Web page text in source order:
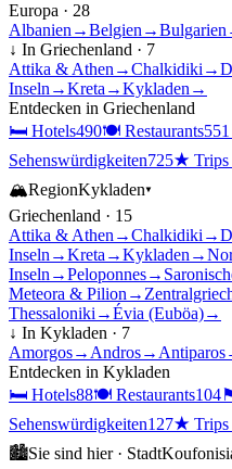
Europa · 28
Albanien →Belgien →Bulgarien
↓ In Griechenland · 7
Attika & Athen →Chalkidiki →
Inseln →Kreta →Kykladen →
Entdecken in Griechenland
🛏 Hotels490🍽 Restaurants551
Sehenswürdigkeiten725★
🏔RegionKykladen▾
Griechenland · 15
Attika & Athen →Chalkidiki →
Inseln →Kreta →Kykladen →
Inseln →Peloponnes→
Meteora & Pilion →
Thessaloniki →Évia (Euböa)→
↓ In Kykladen · 7
Amorgos→ Andros→ Antiparos
Entdecken in Kykladen
🛏 Hotels88🍽 Restaurants104
Sehenswürdigkeiten127★
🏙Sie sind hier · Stadt